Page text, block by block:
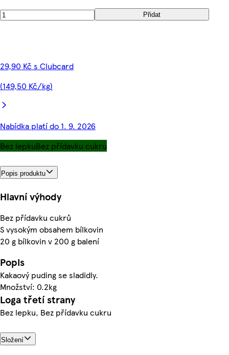
Přidat
29,90 Kč s Clubcard
(149,50 Kč/kg)
Nabídka platí do 1. 9. 2026
Bez lepkuBez přídavku cukru
Popis produktu
Hlavní výhody
Bez přídavku cukrů
S vysokým obsahem bílkovin
20 g bílkovin v 200 g balení
Popis
Kakaový puding se sladidly.
Množství: 0.2kg
Loga třetí strany
Bez lepku, Bez přídavku cukru
Složení